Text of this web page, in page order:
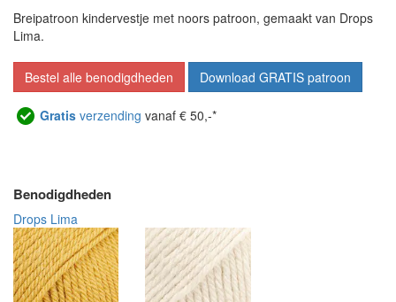
Breipatroon kindervestje met noors patroon, gemaakt van Drops
Lima.
Bestel alle benodigdheden Download GRATIS patroon
Gratis verzending vanaf € 50,-*
Benodigdheden
Drops Lima